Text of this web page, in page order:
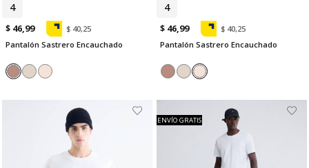
4 6
$ 46,99
$ 40,25
Pantalón Sastrero Encauchado
4
$ 46,99
$ 40,25
Pantalón Sastrero Encauchado
ENVÍO GRATIS